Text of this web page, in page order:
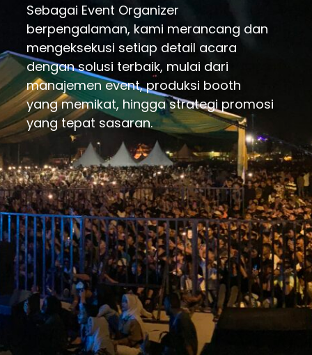
Sebagai Event Organizer
berpengalaman, kami merancang dan
mengeksekusi setiap detail acara
dengan solusi terbaik, mulai dari
manajemen event, produksi booth
yang memikat, hingga strategi promosi
yang tepat sasaran.